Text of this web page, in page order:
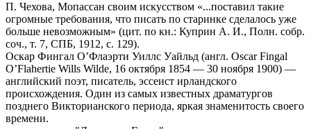
П. Чехова, Мопассан своим искусством «...поставил такие
огромные требования, что писать по старинке сделалось уже
больше невозможным» (цит. по кн.: Куприн А. И., Полн. собр.
соч., т. 7, СПБ, 1912, с. 129).
Оскар Фингал О’Флаэрти Уиллс Уайльд (англ. Oscar Fingal
O’Flahertie Wills Wilde, 16 октября 1854 — 30 ноября 1900) —
английский поэт, писатель, эссеист ирландского
происхождения. Один из самых известных драматургов
позднего Викторианского периода, яркая знаменитость своего
времени.